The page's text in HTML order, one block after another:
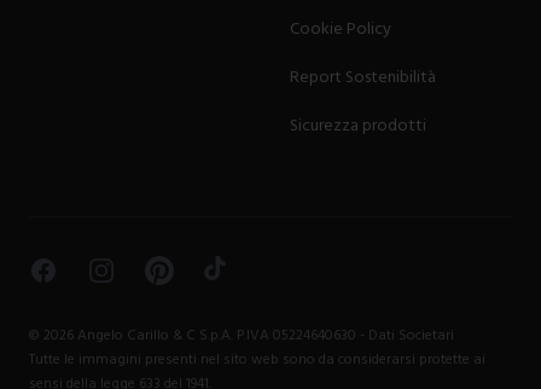
Cookie Policy
Report Sostenibilità
Sicurezza prodotti
FacebookInstagramPinterestTikTok
© 2026 Angelo Carillo & C S.p.A. P.IVA 05224640630 - Dati Societari
Tutte le immagini presenti nel sito web sono da considerarsi protette ai
sensi della legge 633 del 1941.